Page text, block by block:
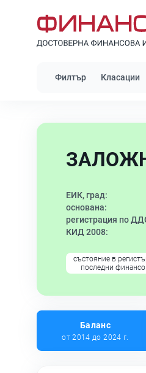
Филтър Класации
ЕИК, град:
основана:
регистрация по
КИД 2008:
състояние в
последни
Баланс
от 2014 до 2024 г.